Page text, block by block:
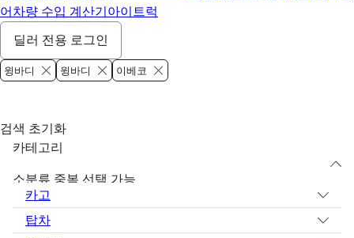
어 차량 수입 계산기 아이트럭
딜러 전용 로그인
윙바디 윙바디 이베코
검색 초기화
카테고리
소분류 중복 선택 가능
카고
탑차